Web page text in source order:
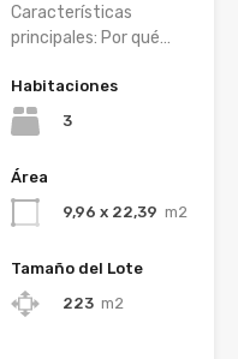
Características
principales: Por qué…
Habitaciones
3
Área
9,96 x 22,39 m2
Tamaño del Lote
223 m2